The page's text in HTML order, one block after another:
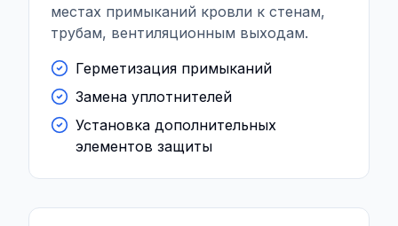
местах примыканий кровли к стенам,
трубам, вентиляционным выходам.
Герметизация примыканий
Замена уплотнителей
Установка дополнительных
элементов защиты